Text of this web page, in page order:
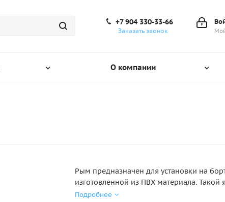
+7 904 330-33-66
Заказать звонок
О компании
Рым предназначен для установки на
изготовленной из ПВХ материала.
замком из твёрдого пластика с V-
Подробнее